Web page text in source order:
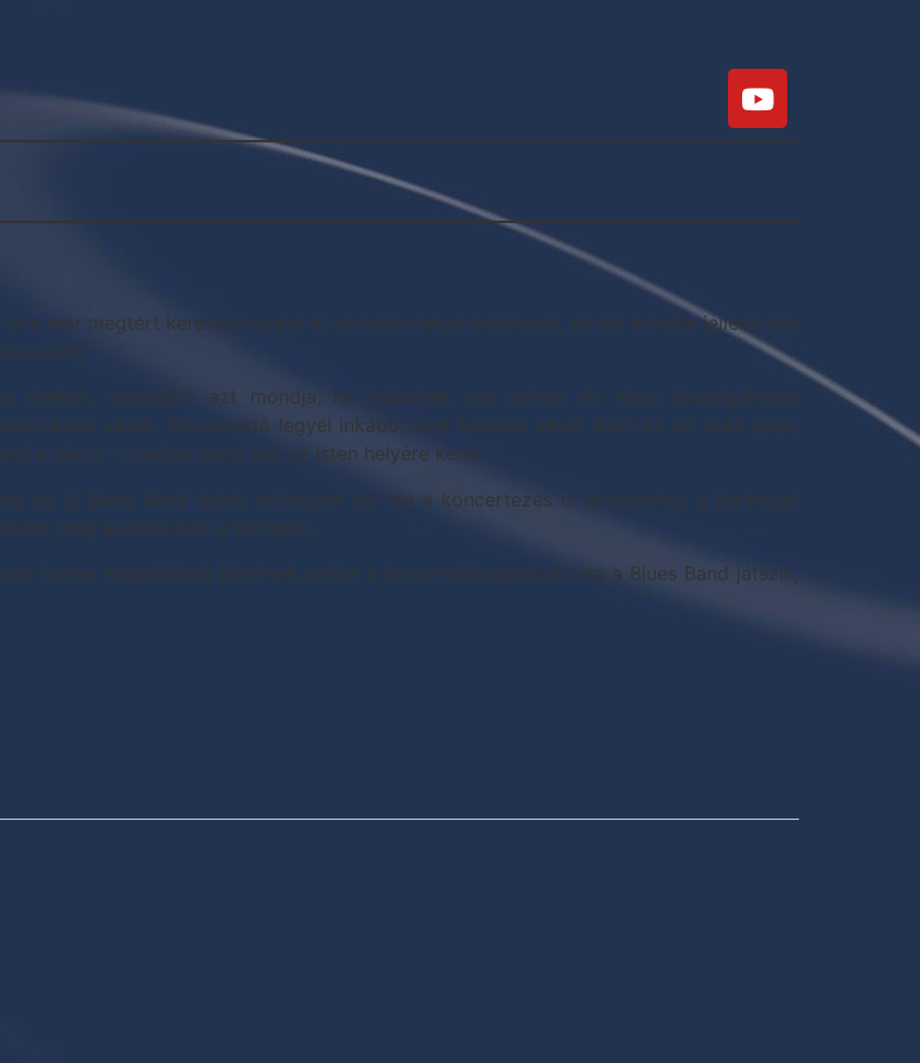
éve már megtért keresztényként él, szívesen segít másoknak, és azt mondja jellemzően
énekes, szövegíró azt mondja, ha valakinek van pénze, és nincs kiszolgáltatva
elleni vétek. Kölcsönadó legyél inkább, mint kölcsön vevő. Attól óv az Isten igéje,
a pénzt – minden rossz ami az Isten helyére kerül.
az új Blues Band dalok szövegeit írja, de a koncertezés is folyamatos, a Karthago
még East bulikat is tartanak.
barter megoldások jöhetnek szóba a koncertlátogatóknál: Ha a Blues Band játszik,